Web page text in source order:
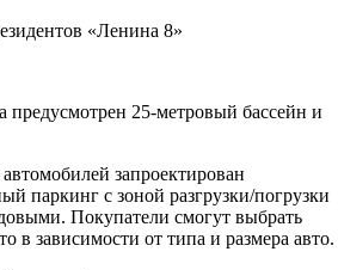
«Ленина 8»
предусмотрен 25-метровый бассейн и
запроектирован
паркинг с зоной разгрузки/погрузки
Покупатели смогут выбрать
в зависимости от типа и размера авто.